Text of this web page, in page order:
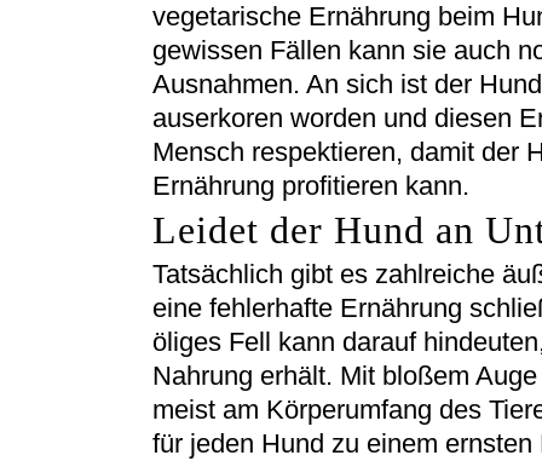
vegetarische Ernährung beim
gewissen Fällen kann sie auch
Ausnahmen. An sich ist der
auserkoren worden und diesen
Mensch respektieren, damit der
Ernährung profitieren kann.
Leidet der Hund an
Tatsächlich gibt es zahlreiche
eine fehlerhafte Ernährung
öliges Fell kann darauf
Nahrung erhält. Mit bloßem
meist am Körperumfang des
für jeden Hund zu einem